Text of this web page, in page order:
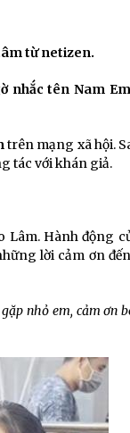
từ netizen.
nhắc tên Nam
trên mạng xã hội.
tác với khán giả.
Lâm. Hành động
lời cảm ơn
nhỏ em, cảm ơn